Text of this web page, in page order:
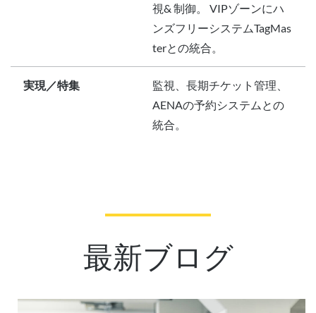
視& 制御。 VIPゾーンにハ
ンズフリーシステムTagMas
terとの統合。
実現／特集
監視、長期チケット管理、
AENAの予約システムとの
統合。
最新ブログ